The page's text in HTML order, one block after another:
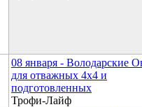
08 января - Володарские
для отважных 4х4 и
подготовленных
Трофи-Лайф